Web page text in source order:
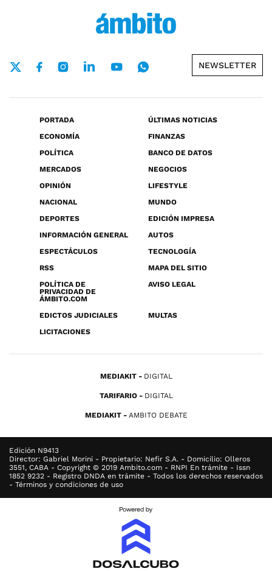
NEWSLETTER
PORTADA
ÚLTIMAS NOTICIAS
ECONOMÍA
FINANZAS
POLÍTICA
BANCO DE DATOS
MERCADOS
NEGOCIOS
OPINIÓN
LIFESTYLE
NACIONAL
MUNDO
DEPORTES
EDICIÓN IMPRESA
INFORMACIÓN GENERAL
AUTOS
ESPECTÁCULOS
TECNOLOGÍA
RSS
MAPA DEL SITIO
POLÍTICA DE
PRIVACIDAD DE
ÁMBITO.COM
AVISO LEGAL
EDICTOS JUDICIALES
MULTAS
LICITACIONES
MEDIAKIT DIGITAL
TARIFARIO DIGITAL
MEDIAKIT AMBITO DEBATE
Edición N9413
Director: Gabriel Morini - Propietario: Nefir S.A. - Domicilio: Olleros
3551, CABA - Copyright © 2019 Ambito.com - RNPI En trámite - Issn
1852 9232 - Registro DNDA en trámite - Todos los derechos reservados
- Términos y condiciones de uso